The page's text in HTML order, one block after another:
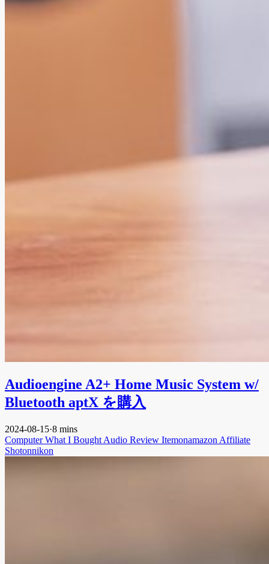
Audioengine A2+ Home Music System w/
Bluetooth aptX を購入
2024-08-15·8 mins
ComputerWhat I Bought Audio Review Itemonamazon Affiliate
Shotonnikon